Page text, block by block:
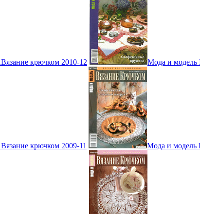
крючком 2010-12 Мода и модель
крючком 2009-11 Мода и модель